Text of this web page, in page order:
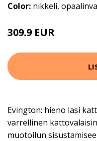
Color: nikkeli,
309.9 EUR
Evington: hieno lasi
varrellinen
muotoilun